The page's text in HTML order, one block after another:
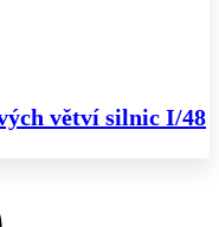
větví silnic I/48